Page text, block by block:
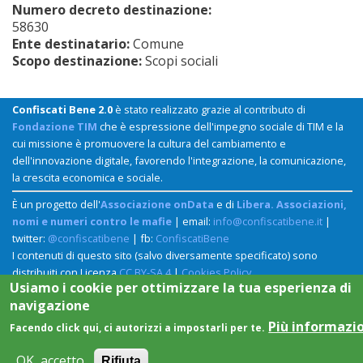
Numero decreto destinazione:
58630
Ente destinatario:Comune
Scopo destinazione:Scopi sociali
Confiscati Bene 2.0è stato realizzato grazie al contributo di
Fondazione TIM che è espressione dell'impegno sociale di TIM e la
cui missione è promuovere la cultura del cambiamento e
dell'innovazione digitale, favorendo l'integrazione, la comunicazione,
la crescita economica e sociale.
È un progetto dell'Associazione onData e di Libera. Associazioni,
nomi e numeri contro le mafie | email: info@confiscatibene.it |
twitter: @confiscatibene | fb: ConfiscatiBene
I contenuti di questo sito (salvo diversamente specificato) sono
distribuiti con LicenzaCC BY-SA 4|Cookies Policy
Usiamo i cookie per ottimizzare la tua esperienza di
navigazione
Facendo click qui, ci autorizzi a impostarli per te. Più